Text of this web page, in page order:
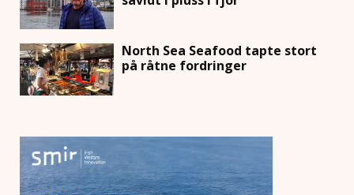
North Sea Seafood tapte stort
på råtne fordringer